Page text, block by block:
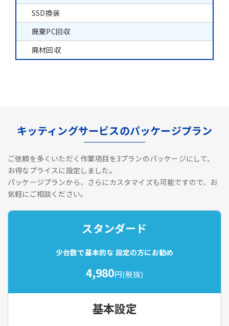
SSD換装
廃棄PC回収
廃材回収
キッティングサービスのパッケージプラン
ご依頼を多くいただく作業項目を3プランのパッケージにして、
お得なプライスに設定しました。
パッケージプランから、さらにカスタマイズも可能ですので、お
気軽にご相談ください。
スタンダード
少台数で基本的な 設定の方にお勧め
4,980円(税抜)
基本設定